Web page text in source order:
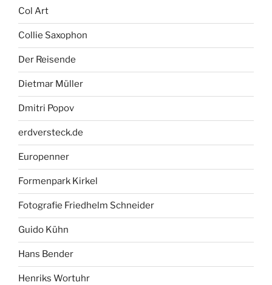
Col Art
Collie Saxophon
Der Reisende
Dietmar Müller
Dmitri Popov
erdversteck.de
Europenner
Formenpark Kirkel
Fotografie Friedhelm Schneider
Guido Kühn
Hans Bender
Henriks Wortuhr